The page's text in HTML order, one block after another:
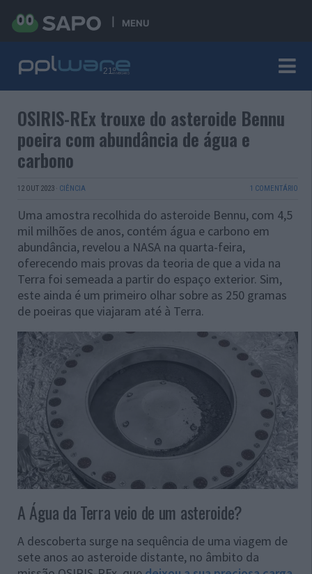
MENU
OSIRIS-REx trouxe do asteroide Bennu
poeira com abundância de água e
carbono
12 OUT 2023 · CIÊNCIA 1 COMENTÁRIO
Uma amostra recolhida do asteroide Bennu, com 4,5
mil milhões de anos, contém água e carbono em
abundância, revelou a NASA na quarta-feira,
oferecendo mais provas da teoria de que a vida na
Terra foi semeada a partir do espaço exterior. Sim,
este ainda é um primeiro olhar sobre as 250 gramas
de poeiras que viajaram até à Terra.
A Água da Terra veio de um asteroide?
A descoberta surge na sequência de uma viagem de
sete anos ao asteroide distante, no âmbito da